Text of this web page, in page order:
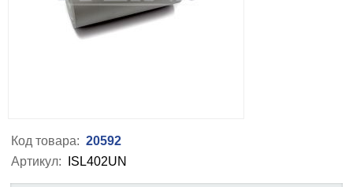
Код товара: 20592
Артикул:
ISL402UN